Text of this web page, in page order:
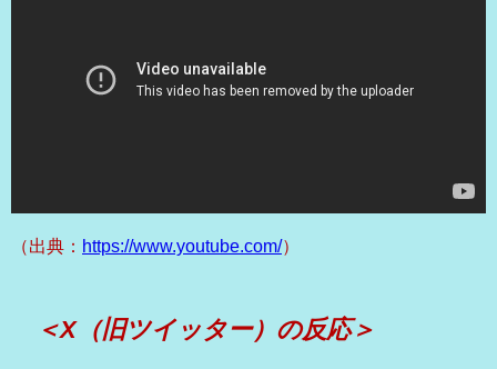
（出典： https://www.youtube.com/）
＜X（旧ツイッター）の反応＞